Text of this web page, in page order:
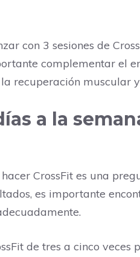
con 3 sesiones de
complementar el
recuperación muscular
a la
CrossFit es una
es importante
de tres a cinco